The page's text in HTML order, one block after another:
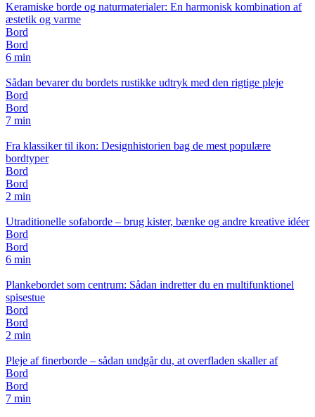
Keramiske borde og naturmaterialer: En harmonisk kombination af
æstetik og varme
Bord
Bord
6 min
Sådan bevarer du bordets rustikke udtryk med den rigtige pleje
Bord
Bord
7 min
Fra klassiker til ikon: Designhistorien bag de mest populære
bordtyper
Bord
Bord
2 min
Utraditionelle sofaborde – brug kister, bænke og andre kreative idéer
Bord
Bord
6 min
Plankebordet som centrum: Sådan indretter du en multifunktionel
spisestue
Bord
Bord
2 min
Pleje af finerborde – sådan undgår du, at overfladen skaller af
Bord
Bord
7 min